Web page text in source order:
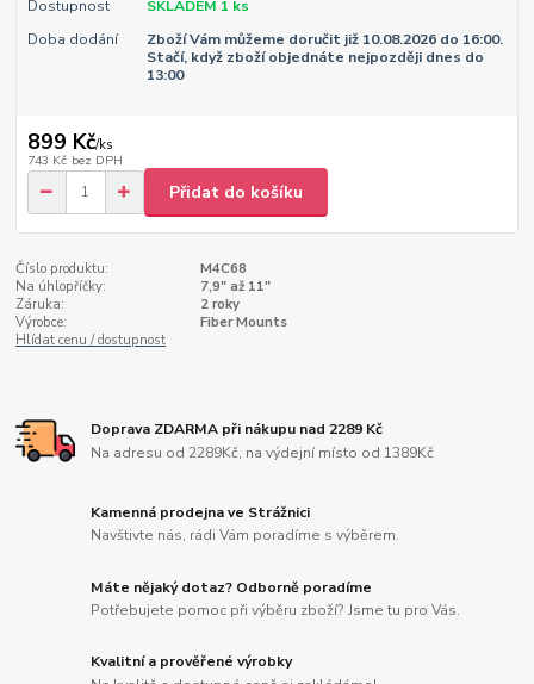
Dostupnost
SKLADEM 1 ks
Doba dodání
Zboží Vám můžeme doručit již 10.08.2026 do 16:00.
Stačí, když zboží objednáte nejpozději dnes do
13:00
899 Kč/ks
743 Kč bez DPH
Přidat do košíku
Číslo produktu:
M4C68
Na úhlopříčky:
7,9" až 11"
Záruka:
2 roky
Výrobce:
Fiber Mounts
Hlídat cenu / dostupnost
Doprava ZDARMA při nákupu nad 2289 Kč
Na adresu od 2289Kč, na výdejní místo od 1389Kč
Kamenná prodejna ve Strážnici
Navštivte nás, rádi Vám poradíme s výběrem.
Máte nějaký dotaz? Odborně poradíme
Potřebujete pomoc při výběru zboží? Jsme tu pro Vás.
Kvalitní a prověřené výrobky